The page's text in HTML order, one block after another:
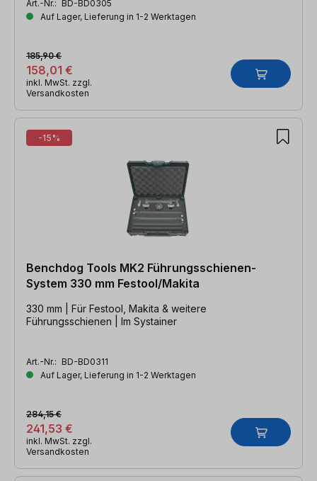
Art.-Nr.: BD-BD0305
Auf Lager, Lieferung in 1-2 Werktagen
158,01 €
185,90 €
inkl. MwSt. zzgl.
Versandkosten
-15%
Benchdog Tools MK2 Führungsschienen-
System 330 mm Festool/Makita
330 mm | Für Festool, Makita & weitere
Führungsschienen | Im Systainer
Art.-Nr.: BD-BD0311
Auf Lager, Lieferung in 1-2 Werktagen
241,53 €
284,15 €
inkl. MwSt. zzgl.
Versandkosten